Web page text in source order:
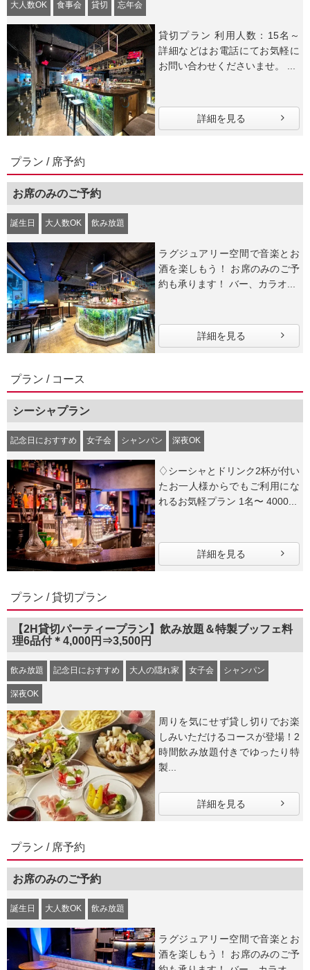
大人数OK 食事会 貸切 忘年会
貸切プラン 利用人数：15名～
詳細などはお電話にてお気軽に
詳細を見る
プラン / 席予約
お席のみのご予約
誕生日 大人数OK 飲み放題
ラグジュアリー空間で音楽とお
酒を楽しもう！ お席のみのご予
約も承ります！ バー、カラオ...
詳細を見る
プラン / コース
シーシャプラン
記念日におすすめ 女子会 シャンパン 深夜OK
♢シーシャとドリンク2杯が付い
たお一人様からでもご利用にな
れるお気軽プラン 1名〜 4000...
詳細を見る
プラン / 貸切プラン
【2H貸切パーティープラン】飲み放題＆特製ブッフェ料
理6品付＊4,000円⇒3,500円
飲み放題 記念日におすすめ 大人の隠れ家 女子会 シャンパン
深夜OK
周りを気にせず貸し切りでお楽
しみいただけるコースが登場！2
時間飲み放題付きでゆったり特
製...
詳細を見る
プラン / 席予約
お席のみのご予約
誕生日 大人数OK 飲み放題
ラグジュアリー空間で音楽とお
酒を楽しもう！ お席のみのご予